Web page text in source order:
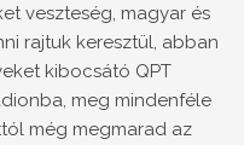
veszteség, magyar és
rajtuk keresztül, abban
kibocsátó QPT
meg mindenféle
még megmarad az